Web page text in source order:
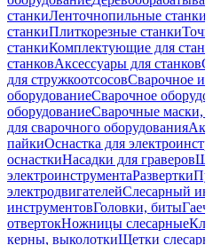
станкиЛенточнопильные станки
станкиПлиткорезные станки
станкиКомплектующие для
станковАксессуары для станков
для стружкоотсосовСварочное
оборудованиеСварочное
оборудованиеСварочные маски,
для сварочного оборудования
пайкиОснастка для
оснасткиНасадки для граверов
электроинструментаРазвертки
электродвигателейСлесарный
инструментовГоловки, биты
отвертокНожницы слесарные
керны, выколоткиЩетки